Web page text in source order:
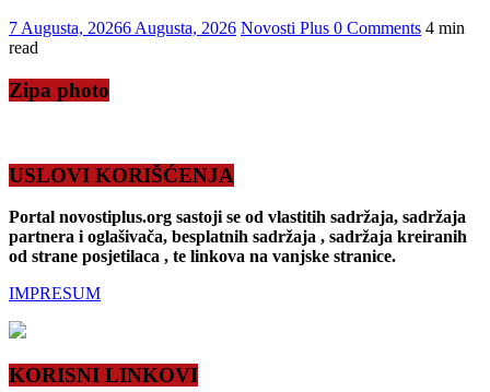
7 Augusta, 20266 Augusta, 2026 Novosti Plus 0 Comments 4 min
read
Zipa photo
USLOVI KORIŠĆENJA
Portal novostiplus.org sastoji se od vlastitih sadržaja, sadržaja
partnera i oglašivača, besplatnih sadržaja , sadržaja kreiranih
od strane posjetilaca , te linkova na vanjske stranice.
IMPRESUM
KORISNI LINKOVI